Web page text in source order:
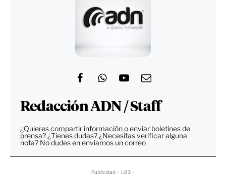
Redacción ADN / Staff
¿Quieres compartir información o enviar boletines de
prensa? ¿Tienes dudas? ¿Necesitas verificar alguna
nota? No dudes en enviarnos un correo
Publicidad - LB3 -